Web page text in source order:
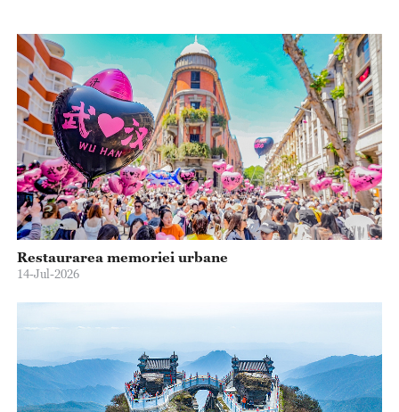
Restaurarea memoriei urbane
14-Jul-2026